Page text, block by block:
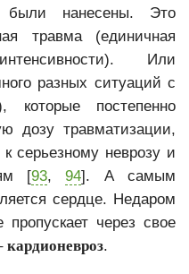
были нанесены. Это
травма (единичная
Или
разных ситуаций с
которые постепенно
дозу травматизации,
серьезному неврозу и
[93,94]. А самым
сердце. Недаром
пропускает через свое
кардионевроз.